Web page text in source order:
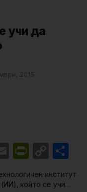
учи да
2016
Email
институт
(ИИ), който се учи…